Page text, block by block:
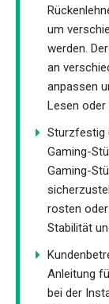
um
werden.
an
anpassen
Lesen oder
Sturzfestig
Gaming-
Gaming-
rosten
Stabilität
Anleitung
bei der